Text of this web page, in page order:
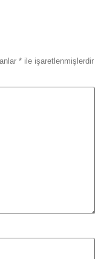
* ile işaretlenmişlerdir